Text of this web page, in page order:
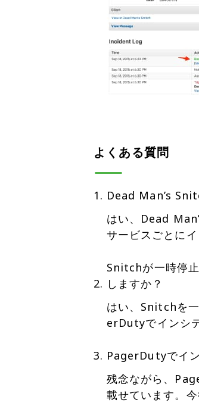
よくある質問
Dead Man’s
はい、Dead
サービスごとに
Snitchが一時停
しますか？
はい、Snitchを
erDutyでインシ
PagerDutyでイ
残念ながら、
載せています。